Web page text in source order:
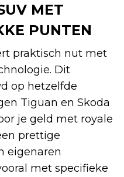
MET
PUNTEN
praktisch nut met
Dit
op hetzelfde
Tiguan en Skoda
je geld met royale
prettige
eigenaren
met specifieke